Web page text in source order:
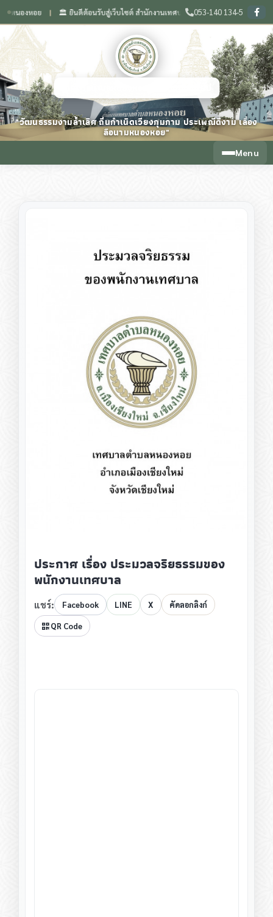
❙ 🏛️ ยินดีต้อนรับสู่เว็บไซต์ สำนักงานเทศบาลตำบลหนองหอย จังหวัดเชียงใหม่
053-140 134-5
"วัฒนธรรมงามล้ำเลิศ ถิ่นกำเนิดเวียงกุมกาม ประเพณีดีงาม เลื่อง
ลือนามหนองหอย"
Menu
ประกาศ เรื่อง ประมวลจริยธรรมของ
พนักงานเทศบาล
แชร์: Facebook LINE X คัดลอกลิงก์
QR Code